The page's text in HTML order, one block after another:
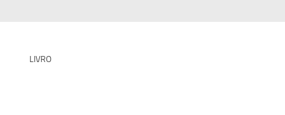
LIVRO